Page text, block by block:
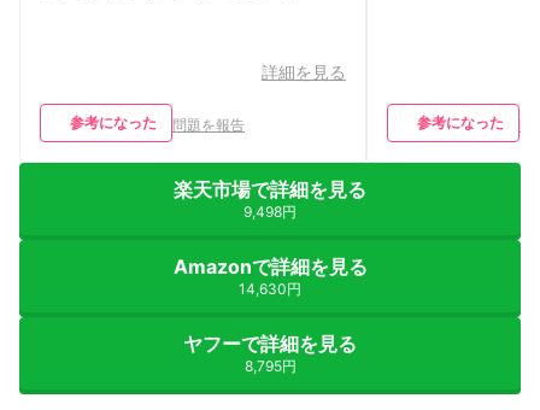
詳細を見る
参考になった 問題を報告 参考になった
楽天市場で詳細を見る
9,498円
Amazonで詳細を見る
14,630円
ヤフーで詳細を見る
8,795円